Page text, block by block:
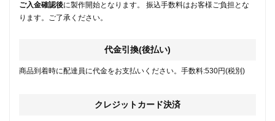
ご入金確認後に製作開始となります。 振込手数料はお客様ご負担とな
ります。ご了承ください。
代金引換(後払い)
商品到着時に配達員に代金をお支払いください。手数料:530円(税別)
クレジットカード決済